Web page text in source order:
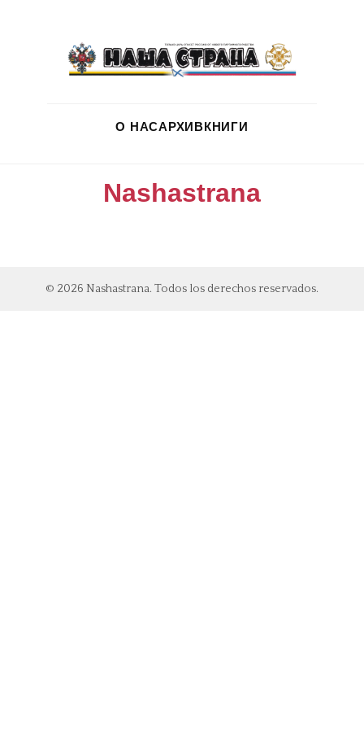
О НАСАРХИВКНИГИ
Nashastrana
© 2026 Nashastrana. Todos los derechos reservados.